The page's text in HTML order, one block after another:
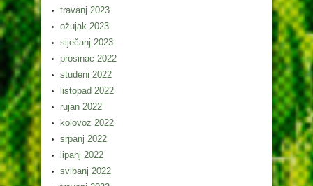
travanj 2023
ožujak 2023
siječanj 2023
prosinac 2022
studeni 2022
listopad 2022
rujan 2022
kolovoz 2022
srpanj 2022
lipanj 2022
svibanj 2022